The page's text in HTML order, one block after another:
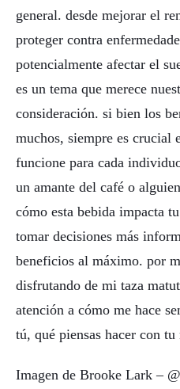
general. desde mejorar el
proteger contra
potencialmente afectar el
es un tema que merece
consideración. si bien los
muchos, siempre es crucial
funcione para cada
un amante del café o
cómo esta bebida impacta
tomar decisiones más
beneficios al máximo. por
disfrutando de mi taza
atención a cómo me hace
tú, qué piensas hacer con
Imagen de Brooke Lark –